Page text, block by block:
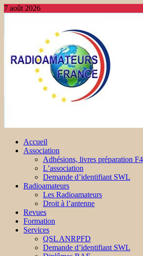
7 août 2026
Accueil
Association
Adhésions, livres préparation
L’association
Demande d’identifiant SWL
Radioamateurs
Les Radioamateurs
Droit à l’antenne
Revues
Formation
Services
QSL ANRPFD
Demande d’identifiant SWL